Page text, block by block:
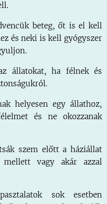
beteg, őt is el kell
és neki is kell gyógyszer
állatokat, ha félnek és
helyesen egy állathoz,
és ne okozzanak
szem előtt a háziállat
vagy akár azzal
sok esetben